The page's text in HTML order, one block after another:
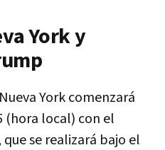
York y
York comenzará
(hora local) con el
se realizará bajo el